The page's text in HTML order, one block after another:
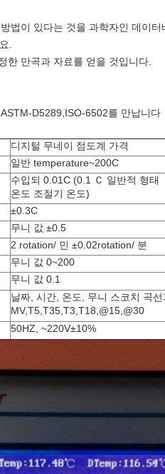
법이 있다는 것을 과학자인 데이
.
한 만곡과 자료를 얻을 것입니다.
D5289,ISO-6502를 만납니다
디지털 무네이 점도계 가격
일반 temperature~200C
수입되 0.01C (0.1 Ｃ 일반적 형태
온도 조절기 온도)
±0.3C
무니 값 ±0.5
2 rotation/ 민 ±0.02rotation/ 분
무니 값 0~200
무니 값 0.1
날짜, 시간, 온도, 무니 스코치 곡선
MV,T5,T35,T3,T18,@15,@30
50HZ, ~220V±10%